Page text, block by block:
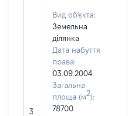
3
Вид об'єкта:
Земельна
ділянка
Дата набуття
права:
03.09.2004
Загальна
площа (м2):
78700